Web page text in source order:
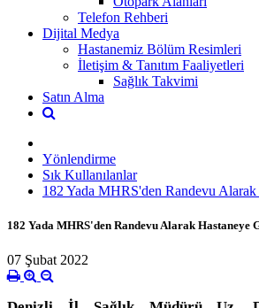
Telefon Rehberi
Dijital Medya
Hastanemiz Bölüm Resimleri
İletişim & Tanıtım Faaliyetleri
Sağlık Takvimi
Satın Alma
Yönlendirme
Sık Kullanılanlar
182 Yada MHRS'den Randevu Alarak
182 Yada MHRS'den Randevu Alarak Hastaneye
07 Şubat 2022